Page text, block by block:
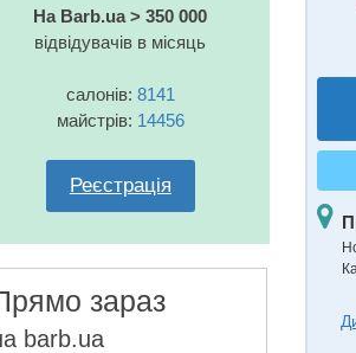
На Barb.ua > 350 000
відвідувачів в місяць
салонів: 8141
майстрів: 14456
Реєстрація
зараз
barb.ua